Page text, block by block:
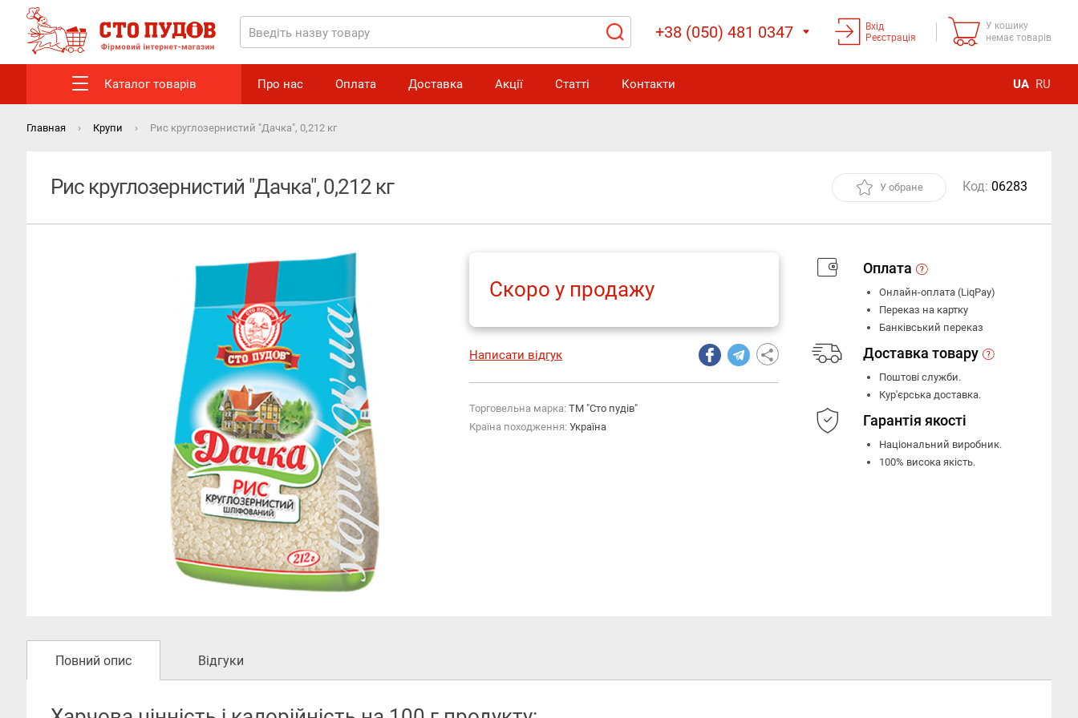
+38 (050) 481 0347
Вхід
Реєстрація
У кошику
немає товарів
Каталог товарів Про нас Оплата Доставка Акції Статті Контакти UA RU
Главная Крупи Рис круглозернистий "Дачка", 0,212 кг
Рис круглозернистий "Дачка", 0,212 кг У обране Код: 06283
Скоро у продажу
Написати відгук
Торговельна марка: ТМ "Сто пудів"
Країна походження: Україна
Оплата
Онлайн-оплата (LiqPay)
Переказ на картку
Банківський переказ
Доставка товару
Поштові служби.
Кур'єрська доставка.
Гарантія якості
Національний виробник.
100% висока якість.
Повний опис Відгуки